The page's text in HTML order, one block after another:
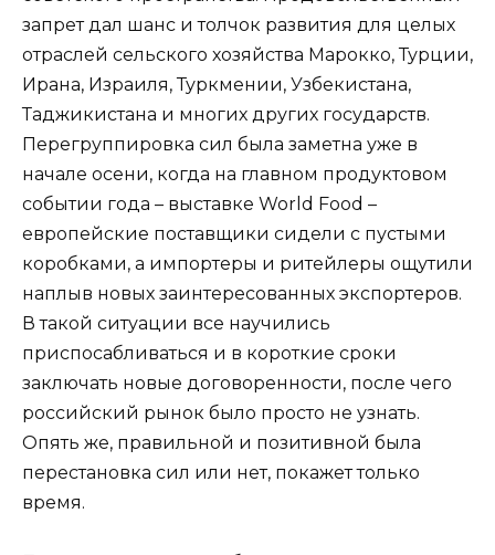
запрет дал шанс и толчок развития для целых
отраслей сельского хозяйства Марокко, Турции,
Ирана, Израиля, Туркмении, Узбекистана,
Таджикистана и многих других государств.
Перегруппировка сил была заметна уже в
начале осени, когда на главном продуктовом
событии года – выставке World Food –
европейские поставщики сидели с пустыми
коробками, а импортеры и ритейлеры ощутили
наплыв новых заинтересованных экспортеров.
В такой ситуации все научились
приспосабливаться и в короткие сроки
заключать новые договоренности, после чего
российский рынок было просто не узнать.
Опять же, правильной и позитивной была
перестановка сил или нет, покажет только
время.